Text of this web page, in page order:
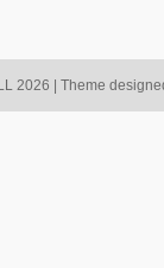
2026 | Theme